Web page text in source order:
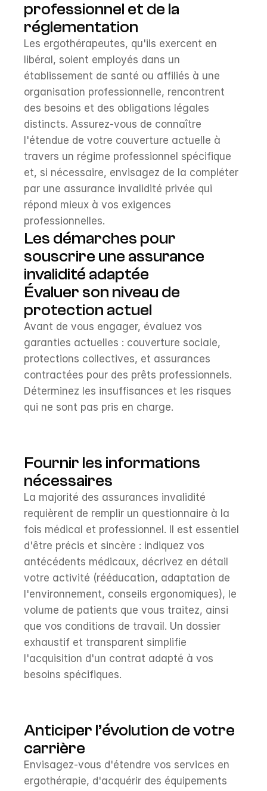
professionnel et de la
réglementation
Les ergothérapeutes, qu'ils exercent en
libéral, soient employés dans un
établissement de santé ou affiliés à une
organisation professionnelle, rencontrent
des besoins et des obligations légales
distincts. Assurez-vous de connaître
l'étendue de votre couverture actuelle à
travers un régime professionnel spécifique
et, si nécessaire, envisagez de la compléter
par une assurance invalidité privée qui
répond mieux à vos exigences
professionnelles.
Les démarches pour
souscrire une assurance
invalidité adaptée
Évaluer son niveau de
protection actuel
Avant de vous engager, évaluez vos
garanties actuelles : couverture sociale,
protections collectives, et assurances
contractées pour des prêts professionnels.
Déterminez les insuffisances et les risques
qui ne sont pas pris en charge.
Fournir les informations
nécessaires
La majorité des assurances invalidité
requièrent de remplir un questionnaire à la
fois médical et professionnel. Il est essentiel
d'être précis et sincère : indiquez vos
antécédents médicaux, décrivez en détail
votre activité (rééducation, adaptation de
l'environnement, conseils ergonomiques), le
volume de patients que vous traitez, ainsi
que vos conditions de travail. Un dossier
exhaustif et transparent simplifie
l'acquisition d'un contrat adapté à vos
besoins spécifiques.
Anticiper l’évolution de votre
carrière
Envisagez-vous d'étendre vos services en
ergothérapie, d'acquérir des équipements